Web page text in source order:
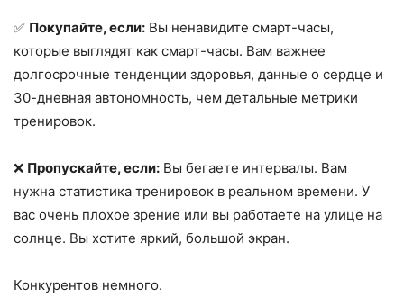
✅ Покупайте, если: Вы ненавидите смарт-часы,
которые выглядят как смарт-часы. Вам важнее
долгосрочные тенденции здоровья, данные о сердце и
30-дневная автономность, чем детальные метрики
тренировок.
❌ Пропускайте, если: Вы бегаете интервалы. Вам
нужна статистика тренировок в реальном времени. У
вас очень плохое зрение или вы работаете на улице на
солнце. Вы хотите яркий, большой экран.
Конкурентов немного.